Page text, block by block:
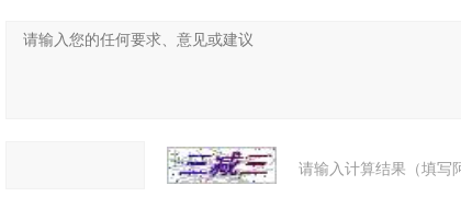
请输入计算结果（填写